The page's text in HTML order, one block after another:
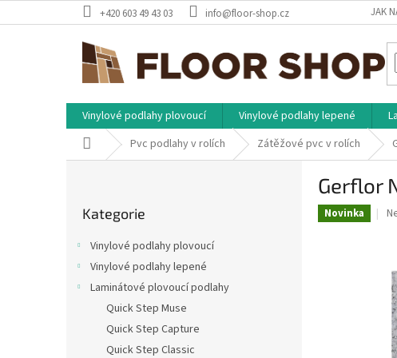
na
+420 603 49 43 03 info@floor-shop.cz JAK
Vinylové podlahy plovoucí Vinylové podlahy lepené
Domů Pvc podlahy v rolích Zátěžové pvc v rolích
kategorie
Kategorie
Vinylové podlahy plovoucí
Vinylové podlahy lepené
Laminátové plovoucí podlahy
Quick Step Muse
Quick Step Capture
Quick Step Classic
Gerflor
Novinka